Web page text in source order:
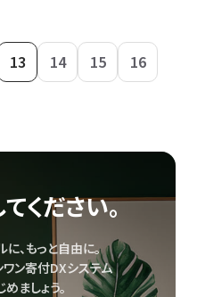
13 14 15 16
ください。
、もっと自由に。
ン寄付DXシステム
ましょう。